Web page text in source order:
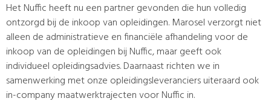
Het Nuffic heeft nu een partnergevonden die hun volledig
ontzorgd bij de inkoop van opleidingen. Maroselverzorgtniet
alleen de administratieve en financiële afhandeling voor de
inkoop van de opleidingen bij Nuffic,maargeeftook
individueel opleidingsadvies. Daarnaast richten we in
samenwerking met onze opleidingsleveranciersuiteraard ook
in-companymaatwerktrajectenvoor Nuffic in.